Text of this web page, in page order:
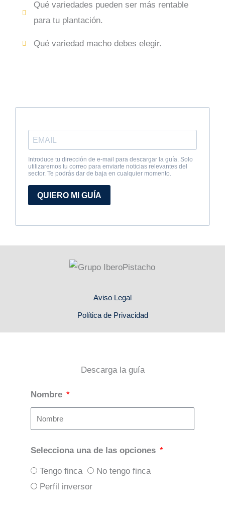
Qué variedades pueden ser más rentable
para tu plantación.
Qué variedad macho debes elegir.
Aviso Legal
Política de Privacidad
Descarga la guía
Nombre
Selecciona una de las opciones
Tengo finca
No tengo finca
Perfil inversor